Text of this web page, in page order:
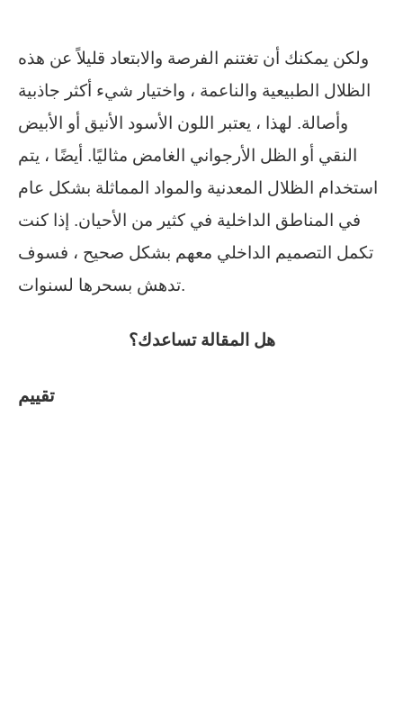
ولكن يمكنك أن تغتنم الفرصة والابتعاد قليلاً عن هذه
الظلال الطبيعية والناعمة ، واختيار شيء أكثر جاذبية
وأصالة. لهذا ، يعتبر اللون الأسود الأنيق أو الأبيض
النقي أو الظل الأرجواني الغامض مثاليًا. أيضًا ، يتم
استخدام الظلال المعدنية والمواد المماثلة بشكل عام
في المناطق الداخلية في كثير من الأحيان. إذا كنت
تكمل التصميم الداخلي معهم بشكل صحيح ، فسوف
تدهش بسحرها لسنوات.
هل المقالة تساعدك؟
تقييم